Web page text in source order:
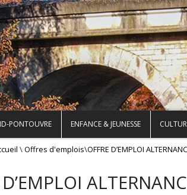
PONTOUVRE ENFANCE & JEUNESSE
\Offres d'emplois\OFFRE D’EMPLOI
D’EMPLOI